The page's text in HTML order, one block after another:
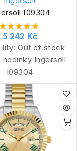
I09304
5 242 Kč
Out of stock
hodinky Ingersoll
I09304